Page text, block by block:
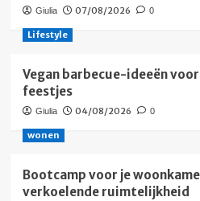
Giulia 07/08/2026 0
Lifestyle
Vegan barbecue-ideeën
feestjes
Giulia 04/08/2026 0
wonen
Bootcamp voor je
verkoelende ruimtelijkheid